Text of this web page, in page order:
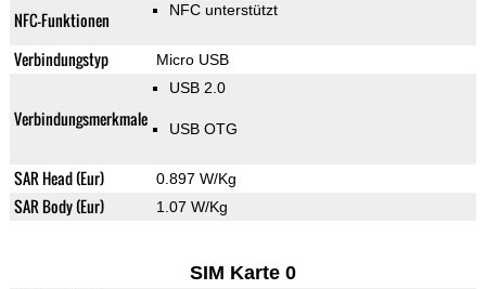
NFC-Funktionen NFC unterstützt
Verbindungstyp Micro USB
Verbindungsmerkmale
USB 2.0
USB OTG
SAR Head (Eur) 0.897 W/Kg
SAR Body (Eur) 1.07 W/Kg
SIM Karte 0